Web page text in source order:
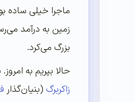
ماجرا خیلی ساده
زمین به درآمد
بزرگ می‌کرد.
حالا بپریم به
زاکربرگ (بنیان‌گذار